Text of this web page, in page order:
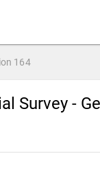
164
Survey -